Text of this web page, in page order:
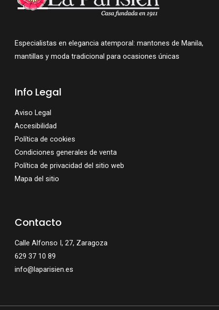
Especialistas en elegancia atemporal: mantones de Manila,
mantillas y moda tradicional para ocasiones únicas
Info Legal
Aviso Legal
Accesibilidad
Política de cookies
Condiciones generales de venta
Política de privacidad del sitio web
Mapa del sitio
Contacto
Calle Alfonso I, 27, Zaragoza
629 37 10 89
info@laparisien.es